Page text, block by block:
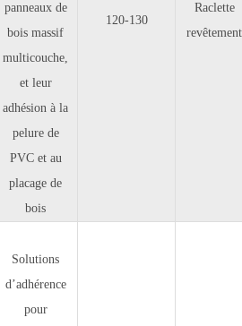
panneaux de
bois massif
multicouche,
et leur
adhésion à la
pelure de
PVC et au
placage de
bois
120-130
Raclette
revêtement
Solutions
d’adhérence
pour